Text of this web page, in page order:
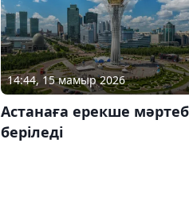
14:44, 15 мамыр 2026
Астанаға ерекше
беріледі